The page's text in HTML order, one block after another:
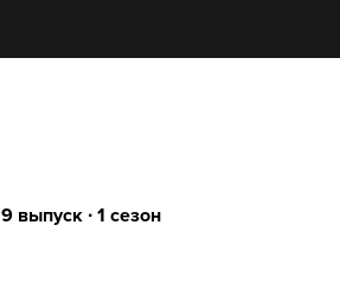
9 выпуск ∙ 1 сезон